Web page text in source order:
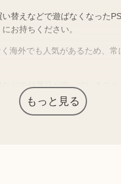
い替えなどで遊ばなくなった
お持ちください。
海外でも人気があるため、常
などの付属品が揃っていること
ます。もちろん「わかば」では
、付属品があることでよりご希
もっと見る